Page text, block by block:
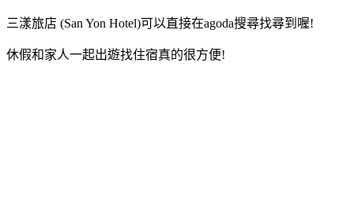
三漾旅店 (San Yon Hotel)可以直接在agoda搜尋找尋到喔!
休假和家人一起出遊找住宿真的很方便!